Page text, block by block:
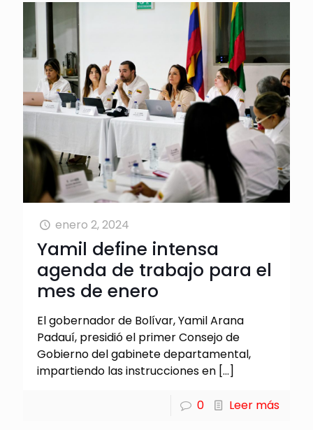
enero 2, 2024
Yamil define intensa
agenda de trabajo para el
mes de enero
El gobernador de Bolívar, Yamil Arana
Padauí, presidió el primer Consejo de
Gobierno del gabinete departamental,
impartiendo las instrucciones en […]
0 Leer más